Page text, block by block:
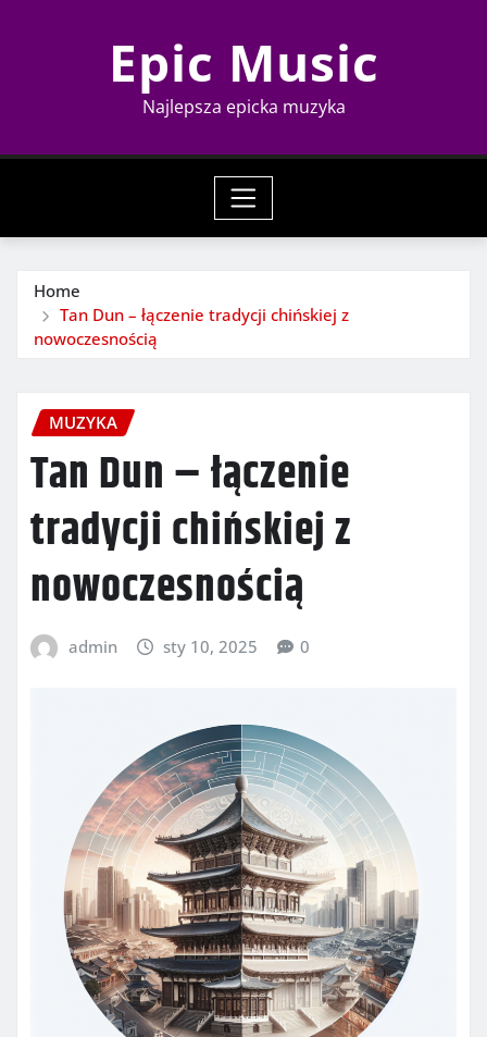
Epic Music
Najlepsza epicka muzyka
Home
Tan Dun – łączenie tradycji chińskiej z
nowoczesnością
MUZYKA
Tan Dun – łączenie
tradycji chińskiej z
nowoczesnością
admin sty 10, 2025 0